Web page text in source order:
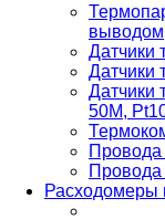
выводом
Датчики
Датчики
Датчики
50М,
Провода
Расходомеры